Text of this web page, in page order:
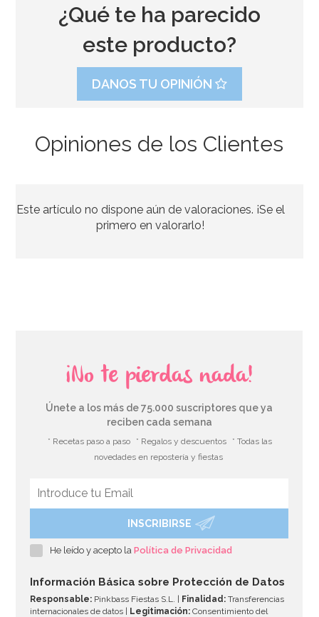
8,95€
Stand con Ondas Rosa para Tartas 27,5 cm
¿Qué te ha parecido
este producto?
DANOS TU OPINIÓN
Opiniones de los Clientes
Este artículo no dispone aún de valoraciones. ¡Se el
primero en valorarlo!
¡No te pierdas nada!
Únete a los más de 75.000 suscriptores que ya
reciben cada semana
* Recetas paso a paso * Regalos y descuentos
* Todas las
novedades en repostería y fiestas
INSCRIBIRSE
He leído y acepto laPolítica de Privacidad
Información Básica sobre Protección de Datos
Responsable: Pinkbass Fiestas S.L. | Finalidad: Transferencias
internacionales de datos |
Legitimación: Consentimiento del